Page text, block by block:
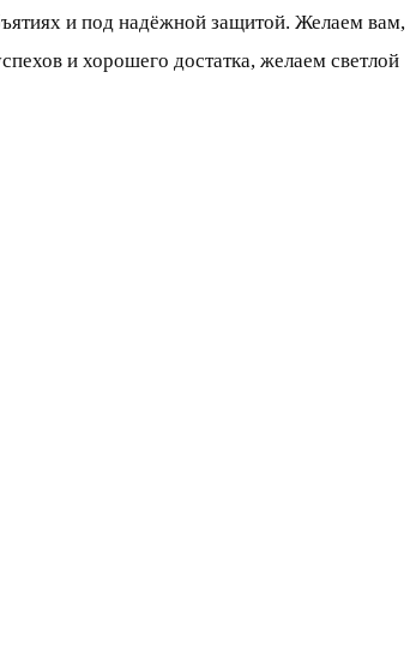
и под надёжной защитой. Желаем вам,
и хорошего достатка, желаем светлой